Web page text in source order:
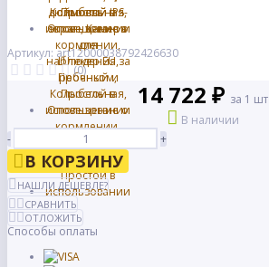
Артикул: art12000038792426630
(0)
14 722 ₽ за 1 шт
В наличии
-
+
В КОРЗИНУ
НАШЛИ ДЕШЕВЛЕ?
СРАВНИТЬ
ОТЛОЖИТЬ
Способы оплаты